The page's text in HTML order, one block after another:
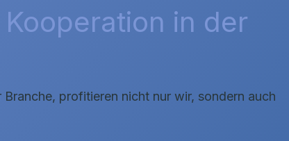
in der
profitieren nicht nur wir, sondern auch